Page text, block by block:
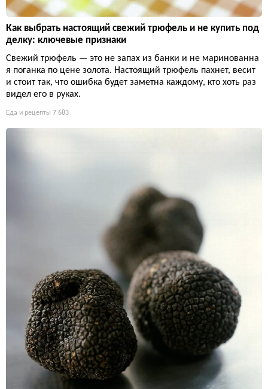
Как выбрать настоящий свежий трюфель и не купить под
делку: ключевые признаки
Свежий трюфель — это не запах из банки и не маринованна
я поганка по цене золота. Настоящий трюфель пахнет, весит
и стоит так, что ошибка будет заметна каждому, кто хоть раз
видел его в руках.
Еда и рецепты 7 683